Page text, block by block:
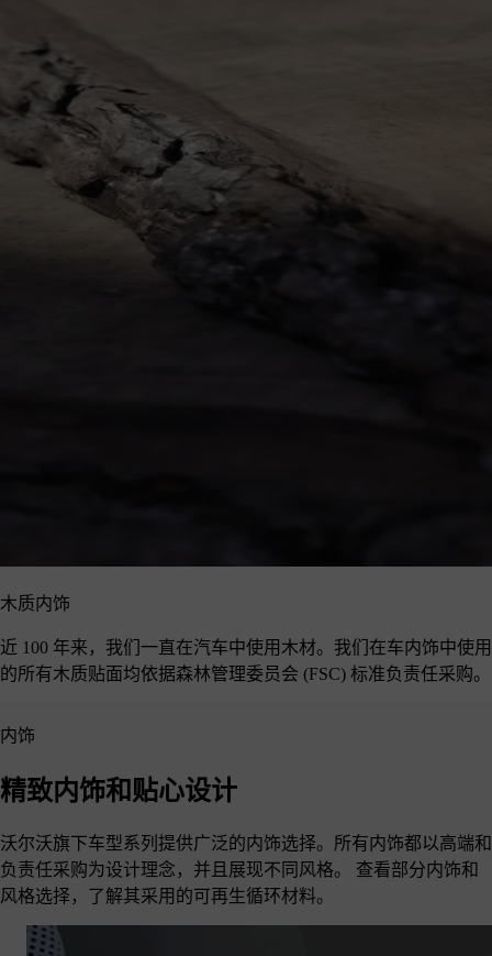
木质内饰
近 100 年来，我们一直在汽车中使用木材。我们在车内饰中使用
的所有木质贴面均依据森林管理委员会 (FSC) 标准负责任采购。
内饰
精致内饰和贴心设计
沃尔沃旗下车型系列提供广泛的内饰选择。所有内饰都以高端和
负责任采购为设计理念，并且展现不同风格。 查看部分内饰和
风格选择，了解其采用的可再生循环材料。